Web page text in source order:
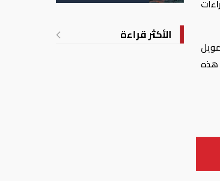
لتمويل
هذه
الأكثر قراءة